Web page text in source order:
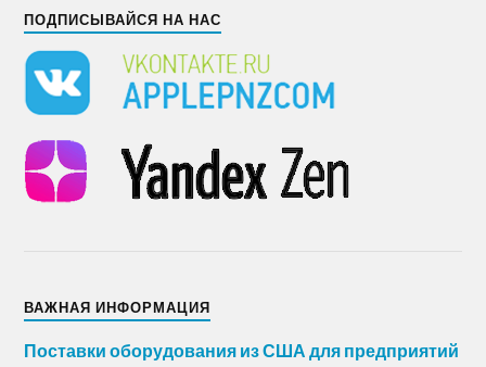
ПОДПИСЫВАЙСЯ НА НАС
ВАЖНАЯ ИНФОРМАЦИЯ
Поставки оборудования из США для предприятий